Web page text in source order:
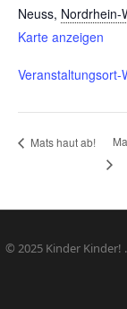
Neuss, Nordrhein-
Karte anzeigen
Veranstaltungsort-
Mats haut ab!
© 2025 Kinder Kinder! .